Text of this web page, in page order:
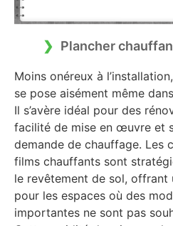
Plancher
Moins onéreux à
se pose aisément même
Il s’avère idéal pour des
facilité de mise en œuvre et
demande de chauffage. Les
films chauffants sont
le revêtement de sol,
pour les espaces où des
importantes ne sont pas